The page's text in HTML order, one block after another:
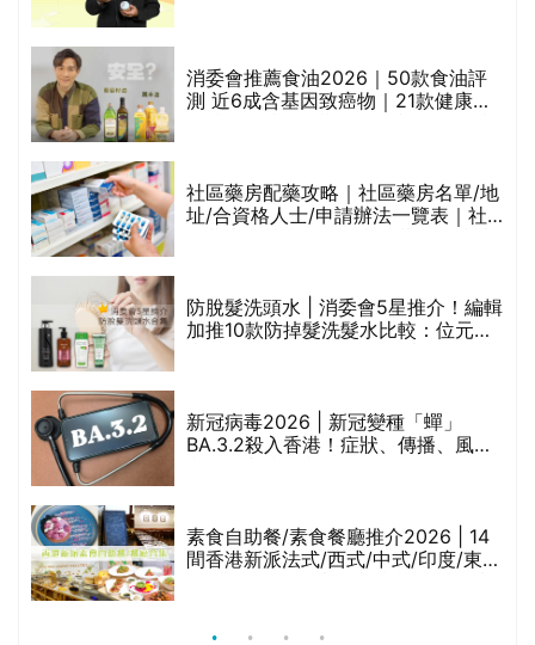
消委會推薦食油2026｜50款食油評
測 近6成含基因致癌物｜21款健康煮
社區藥房配藥攻略｜社區藥房名單/地
址/合資格人士/申請辦法一覽表｜社
防脫髮洗頭水 | 消委會5星推介！編輯
加推10款防掉髮洗髮水比較：位元
新冠病毒2026 | 新冠變種「蟬」
BA.3.2殺入香港！症狀、傳播、風險
素食自助餐/素食餐廳推介2026 | 14
間香港新派法式/西式/中式/印度/東南